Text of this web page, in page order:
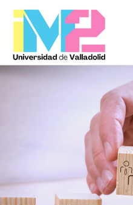
Saltar
contenido